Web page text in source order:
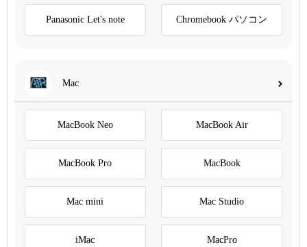
Panasonic Let's note Chromebook パソコン
Mac
MacBook Neo MacBook Air
MacBook Pro MacBook
Mac mini Mac Studio
iMac MacPro